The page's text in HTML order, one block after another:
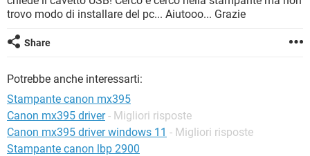
HARDWARE
HARDWARE
iOS WINDOWS 10
INSTAGRAM
HARDWARE
trovo modo di installare del pc... Aiutooo... Grazie
Share
Potrebbe anche interessarti:
Stampante canon mx395
Canon mx395 driver - Migliori risposte
Canon mx395 driver windows 11 - Migliori risposte
Stampante canon lbp 2900